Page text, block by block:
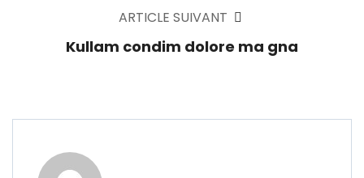
ARTICLE SUIVANT
Kullam condim dolore ma gna